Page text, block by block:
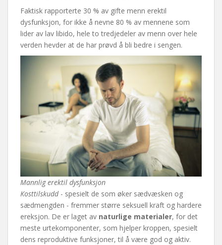
Faktisk rapporterte 30 % av gifte menn erektil
dysfunksjon, for ikke å nevne 80 % av mennene som
lider av lav libido, hele to tredjedeler av menn over hele
verden hevder at de har prøvd å bli bedre i sengen.
Mannlig erektil dysfunksjon
Kosttilskudd- spesielt de som øker sædvæsken og
sædmengden - fremmer større seksuell kraft og hardere
ereksjon. De er laget av naturlige materialer, for det
meste urtekomponenter, som hjelper kroppen, spesielt
dens reproduktive funksjoner, til å være god og aktiv.